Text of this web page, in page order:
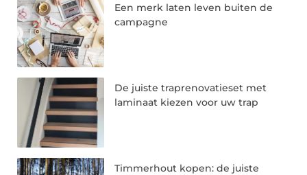
Een merk laten leven buiten de
campagne
De juiste traprenovatieset met
laminaat kiezen voor uw trap
Timmerhout kopen: de juiste